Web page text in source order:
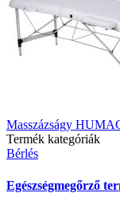
Masszázságy
Termék kategóriák
Bérlés
Egészségmegőrző